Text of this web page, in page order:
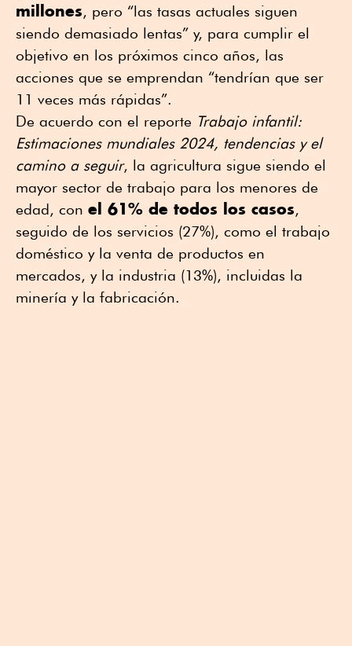
millones, pero “las tasas actuales siguen
siendo demasiado lentas” y, para cumplir el
objetivo en los próximos cinco años, las
acciones que se emprendan “tendrían que ser
11 veces más rápidas”.
De acuerdo con el reporte Trabajo infantil:
Estimaciones mundiales 2024, tendencias y el
camino a seguir, la agricultura sigue siendo el
mayor sector de trabajo para los menores de
edad, con el 61% de todos los casos,
seguido de los servicios (27%), como el trabajo
doméstico y la venta de productos en
mercados, y la industria (13%), incluidas la
minería y la fabricación.